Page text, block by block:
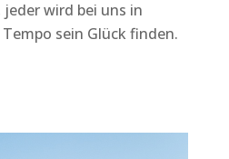
wird bei uns in
sein Glück finden.